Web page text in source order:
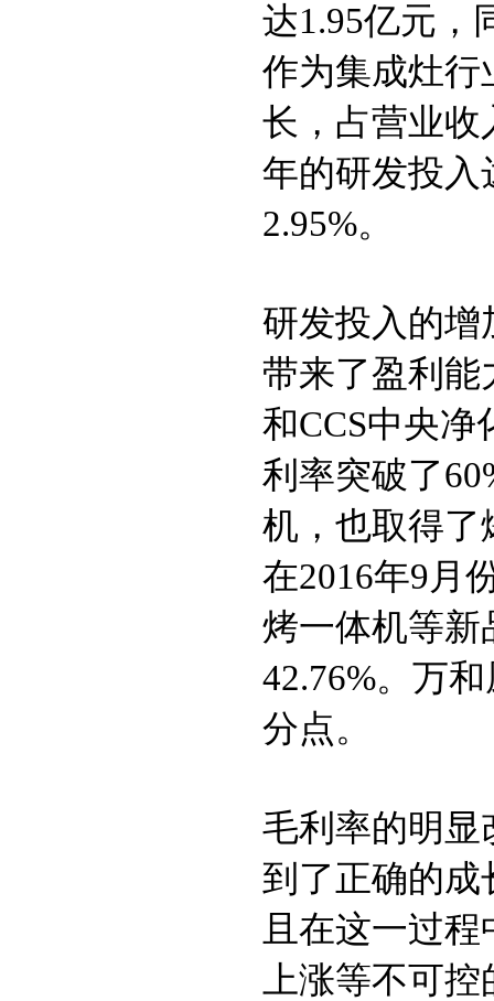
达1.95亿元，
作为集成灶行
长，占营业收
年的研发投入
2.95%。
研发投入的增
带来了盈利能
和CCS中央
利率突破了
机，也取得了
在2016年9月
烤一体机等新
42.76%。万
分点。
毛利率的明显
到了正确的成
且在这一过
上涨等不可